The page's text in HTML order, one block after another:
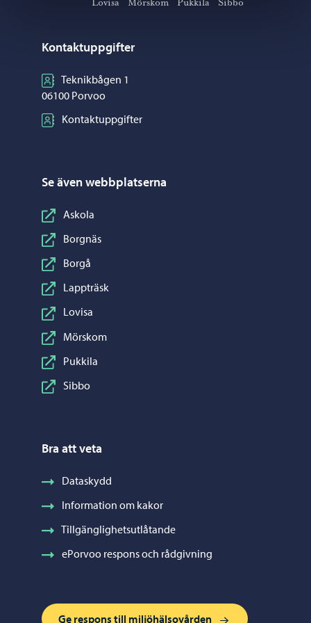
Lovisa
Mörskom Pukkila Sibbo
Kontaktuppgifter
Teknikbågen 1
06100 Porvoo
Kontaktuppgifter
Se även webbplatserna
Askola
Borgnäs
Borgå
Lappträsk
Lovisa
Mörskom
Pukkila
Sibbo
Bra att veta
Dataskydd
Information om kakor
Tillgänglighetsutlåtande
ePorvoo respons och rådgivning
Ge respons till miljöhälsovården